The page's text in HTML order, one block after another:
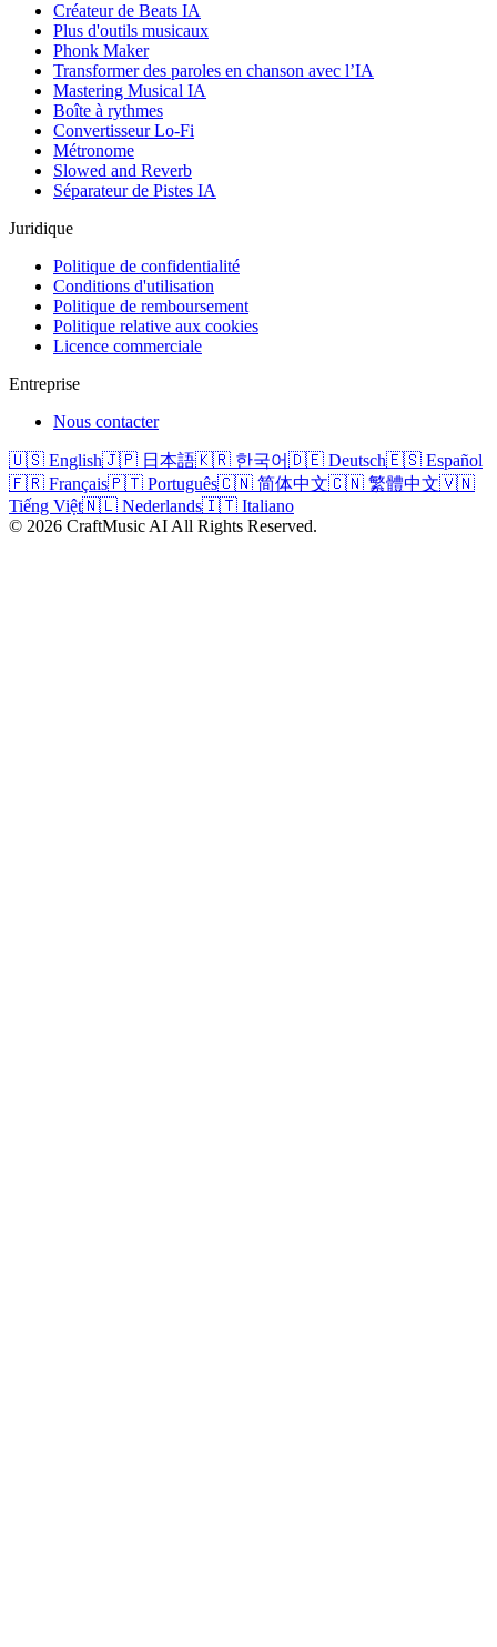
Créateur de Beats IA
Plus d'outils musicaux
Phonk Maker
Transformer des paroles en chanson avec l’IA
Mastering Musical IA
Boîte à rythmes
Convertisseur Lo-Fi
Métronome
Slowed and Reverb
Séparateur de Pistes IA
Juridique
Politique de confidentialité
Conditions d'utilisation
Politique de remboursement
Politique relative aux cookies
Licence commerciale
Entreprise
Nous contacter
🇺🇸 English🇯🇵 日本語🇰🇷 한국어🇩🇪 Deutsch🇪🇸 Español
🇫🇷 Français🇵🇹 Português🇨🇳 简体中文🇨🇳 繁體中文🇻🇳
Tiếng Việt🇳🇱 Nederlands🇮🇹 Italiano
© 2026 CraftMusic AI All Rights Reserved.